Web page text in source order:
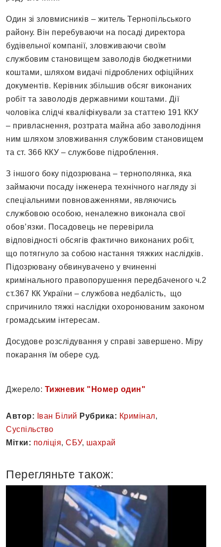
Один зі зловмисників – житель Тернопільського
району. Він перебуваючи на посаді директора
будівельної компанії, зловживаючи своїм
службовим становищем заволодів бюджетними
коштами, шляхом видачі підроблених офіційних
документів. Керівник збільшив обсяг виконаних
робіт та заволодів державними коштами. Дії
чоловіка слідчі кваліфікували за статтею 191 ККУ
– привласнення, розтрата майна або заволодіння
ним шляхом зловживання службовим становищем
та ст. 366 ККУ – службове підроблення.
З іншого боку підозрювана – тернополянка, яка
займаючи посаду інженера технічного нагляду зі
спеціальними повноваженнями, являючись
службовою особою, неналежно виконала свої
обов’язки. Посадовець не перевірила
відповідності обсягів фактично виконаних робіт,
що потягнуло за собою настання тяжких наслідків.
Підозрювану обвинувачено у вчиненні
кримінального правопорушення передбаченого ч.2
ст.367 КК України – службова недбалість, що
спричинило тяжкі наслідки охоронюваним законом
громадським інтересам.
Досудове розслідування у справі завершено. Міру
покарання їм обере суд.
Джерело: Тижневик "Номер один"
Автор: Іван Білий Рубрика: Кримінал,
Суспільство
Мітки: поліція, СБУ, шахрай
Перегляньте також: